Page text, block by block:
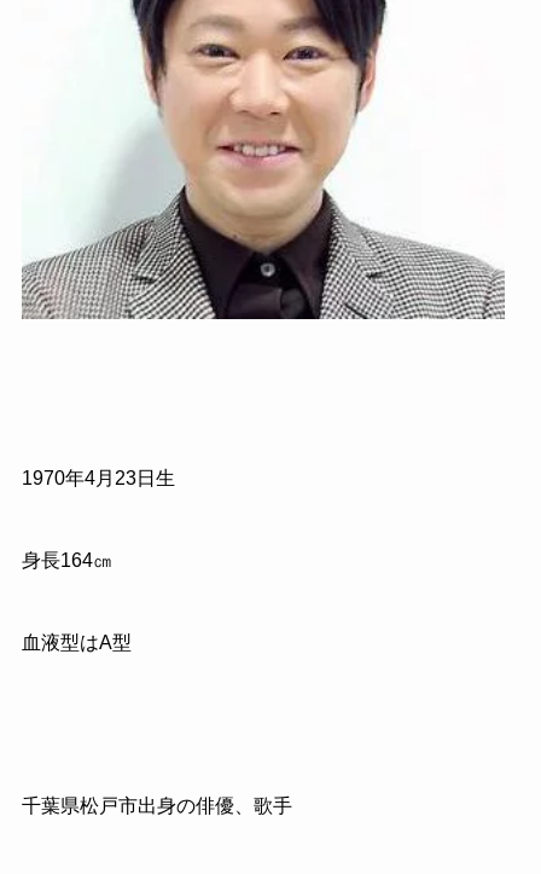
1970年4月 23日生
身長164㎝
血液型はA型
千葉県松戸市出身の俳優、歌手